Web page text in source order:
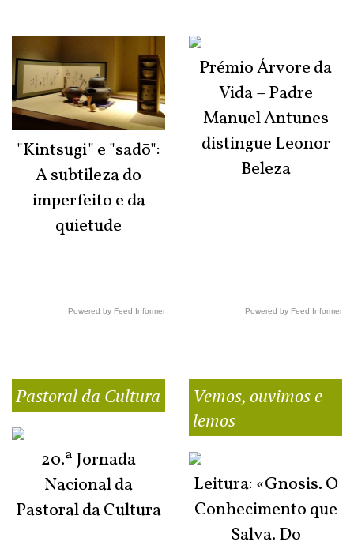
"Kintsugi" e "sadō":
A subtileza do
imperfeito e da
quietude
Powered by Feed Informer
Prémio Árvore da
Vida – Padre
Manuel Antunes
distingue Leonor
Beleza
Powered by Feed Informer
Pastoral da Cultura
20.ª Jornada
Nacional da
Pastoral da Cultura
Vemos, ouvimos e
lemos
Leitura: «Gnosis. O
Conhecimento que
Salva. Do